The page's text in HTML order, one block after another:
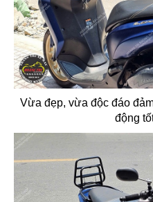
Vừa đẹp, vừa độc đáo
động